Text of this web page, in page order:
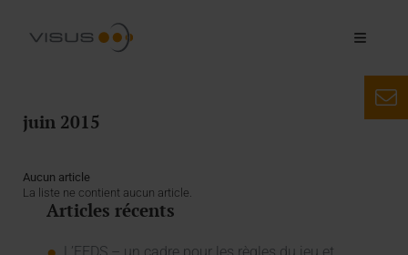
juin 2015
Aucun article
La liste ne contient aucun article.
Articles récents